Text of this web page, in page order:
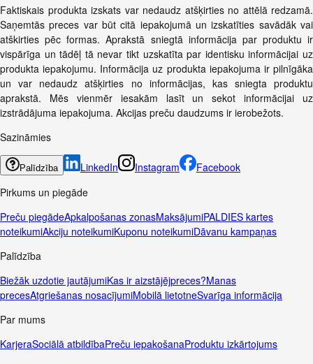
Faktiskais produkta izskats var nedaudz atšķirties no attēlā redzamā.
Saņemtās preces var būt citā iepakojumā un izskatīties savādāk vai
atškirties pēc formas. Aprakstā sniegtā informācija par produktu ir
vispārīga un tādēļ tā nevar tikt uzskatīta par identisku informācijai uz
produkta iepakojumu. Informācija uz produkta iepakojuma ir pilnīgāka
un var nedaudz atšķirties no informācijas, kas sniegta produktu
aprakstā. Mēs vienmēr iesakām lasīt un sekot informācijai uz
izstrādājuma iepakojuma. Akcijas preču daudzums ir ierobežots.
Sazināmies
Palīdzība LinkedIn Instagram
Facebook
Pirkums un piegāde
Preču piegādeApkalpošanas zonasMaksājumiPALDIES kartes
noteikumiAkciju noteikumiKuponu noteikumiDāvanu kampaņas
Palīdzība
Biežāk uzdotie jautājumiKas ir aizstājējpreces?Manas
precesAtgriešanas nosacījumiMobilā lietotneSvarīga informācija
Par mums
KarjeraSociālā atbildībaPreču iepakošanaProduktu izkārtojums